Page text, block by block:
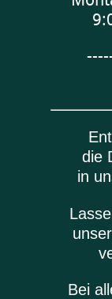
die
in
Bei